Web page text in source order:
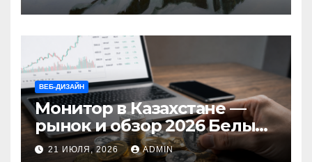
ВЕБ-ДИЗАЙН
Монитор в Казахстане —
рынок и обзор 2026 Белый
Ветер Shop.kz
21 ИЮЛЯ, 2026 ADMIN